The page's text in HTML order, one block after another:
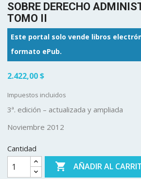
SOBRE DERECHO
TOMO II
Este portal solo vende libros
formato ePub.
2.422,00 $
Impuestos incluidos
3ª. edición – actualizada y ampliada
Noviembre 2012
Cantidad
 AÑADIR AL